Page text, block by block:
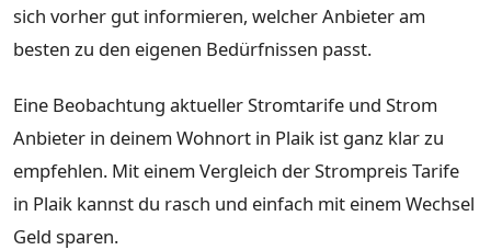
sich vorher gut informieren, welcher Anbieter am
besten zu den eigenen Bedürfnissen passt.
Eine Beobachtung aktueller Stromtarife und Strom
Anbieter in deinem Wohnort in Plaik ist ganz klar zu
empfehlen. Mit einem Vergleich der Strompreis Tarife
in Plaik kannst du rasch und einfach mit einem Wechsel
Geld sparen.